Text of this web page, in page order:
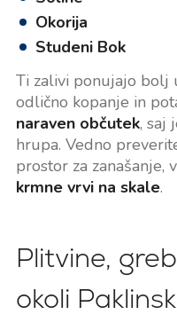
Okorija
Studeni Bok
Ti zalivi ponujajo bolj
odlično kopanje in
naraven občutek, saj
hrupa. Vedno
prostor za zanašanje,
krmne vrvi na skale.
Plitvine,
okoli